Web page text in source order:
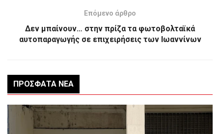
Επόμενο άρθρο
Δεν μπαίνουν… στην πρίζα τα φωτοβολταϊκά
αυτοπαραγωγής σε επιχειρήσεις των Ιωαννίνων
ΠΡΌΣΦΑΤΑ ΝΈΑ